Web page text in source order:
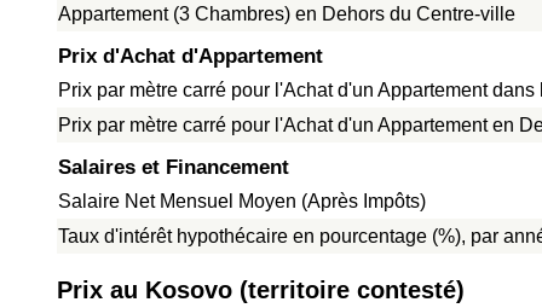
Appartement (3 Chambres) en Dehors du Centre-ville
Prix d'Achat d'Appartement
Prix par mètre carré pour l'Achat d'un Appartement
Prix par mètre carré pour l'Achat d'un Appartement en
Salaires et Financement
Salaire Net Mensuel Moyen (Après Impôts)
Taux d'intérêt hypothécaire en pourcentage (%), par
Prix au Kosovo (territoire contesté)